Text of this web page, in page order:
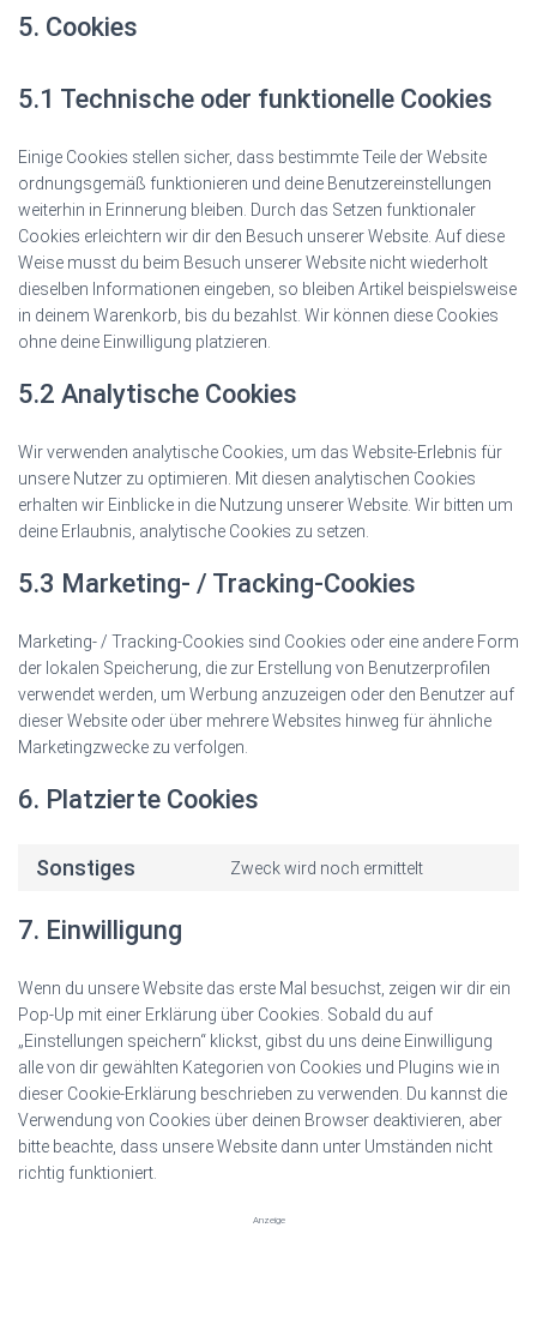
5. Cookies
5.1 Technische oder funktionelle Cookies
Einige Cookies stellen sicher, dass bestimmte Teile der Website
ordnungsgemäß funktionieren und deine Benutzereinstellungen
weiterhin in Erinnerung bleiben. Durch das Setzen funktionaler
Cookies erleichtern wir dir den Besuch unserer Website. Auf diese
Weise musst du beim Besuch unserer Website nicht wiederholt
dieselben Informationen eingeben, so bleiben Artikel beispielsweise
in deinem Warenkorb, bis du bezahlst. Wir können diese Cookies
ohne deine Einwilligung platzieren.
5.2 Analytische Cookies
Wir verwenden analytische Cookies, um das Website-Erlebnis für
unsere Nutzer zu optimieren. Mit diesen analytischen Cookies
erhalten wir Einblicke in die Nutzung unserer Website. Wir bitten um
deine Erlaubnis, analytische Cookies zu setzen.
5.3 Marketing- / Tracking-Cookies
Marketing- / Tracking-Cookies sind Cookies oder eine andere Form
der lokalen Speicherung, die zur Erstellung von Benutzerprofilen
verwendet werden, um Werbung anzuzeigen oder den Benutzer auf
dieser Website oder über mehrere Websites hinweg für ähnliche
Marketingzwecke zu verfolgen.
6. Platzierte Cookies
Sonstiges Zweck wird noch ermittelt
7. Einwilligung
Wenn du unsere Website das erste Mal besuchst, zeigen wir dir ein
Pop-Up mit einer Erklärung über Cookies. Sobald du auf
„Einstellungen speichern“ klickst, gibst du uns deine Einwilligung
alle von dir gewählten Kategorien von Cookies und Plugins wie in
dieser Cookie-Erklärung beschrieben zu verwenden. Du kannst die
Verwendung von Cookies über deinen Browser deaktivieren, aber
bitte beachte, dass unsere Website dann unter Umständen nicht
richtig funktioniert.
Anzeige